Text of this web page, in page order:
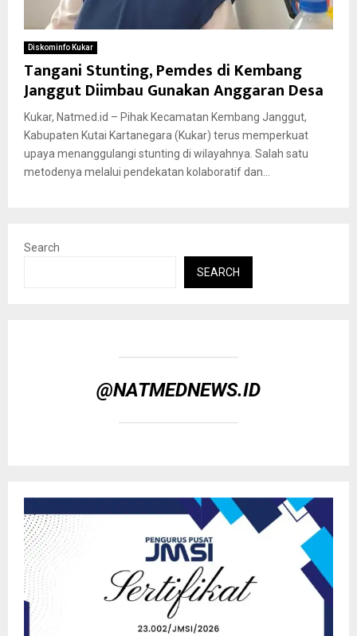
Diskominfo Kukar
Tangani Stunting, Pemdes di Kembang
Janggut Diimbau Gunakan Anggaran Desa
Kukar, Natmed.id – Pihak Kecamatan Kembang Janggut,
Kabupaten Kutai Kartanegara (Kukar) terus memperkuat
upaya menanggulangi stunting di wilayahnya. Salah satu
metodenya melalui pendekatan kolaboratif dan...
Search
SEARCH
@NATMEDNEWS.ID